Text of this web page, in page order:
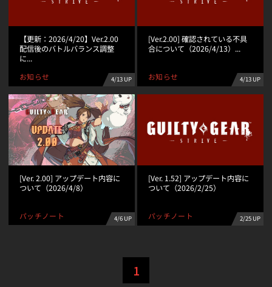
【更新：2026/4/20】Ver.2.00
配信後のバトルバランス調整
に...
お知らせ 4/13 UP
[Ver.2.00] 確認されている不具
合について（2026/4/13）...
お知らせ 4/13 UP
[Ver. 2.00] アップデート内容に
ついて（2026/4/8）
パッチノート 4/6 UP
[Ver. 1.52] アップデート内容に
ついて（2026/2/25）
パッチノート 2/25 UP
1